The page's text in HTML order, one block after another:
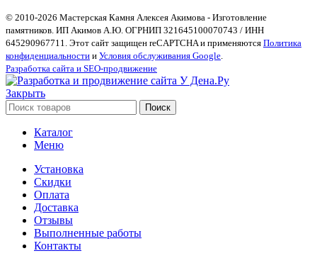
© 2010-2026 Мастерская Камня Алексея Акимова - Изготовление
памятников. ИП Акимов А.Ю. ОГРНИП 321645100070743 / ИНН
645290967711. Этот сайт защищен reCAPTCHA и применяются Политика
конфиденциальности и Условия обслуживания Google.
Разработка сайта и SEO-продвижение
Закрыть
Поиск
Каталог
Меню
Установка
Скидки
Оплата
Доставка
Отзывы
Выполненные работы
Контакты